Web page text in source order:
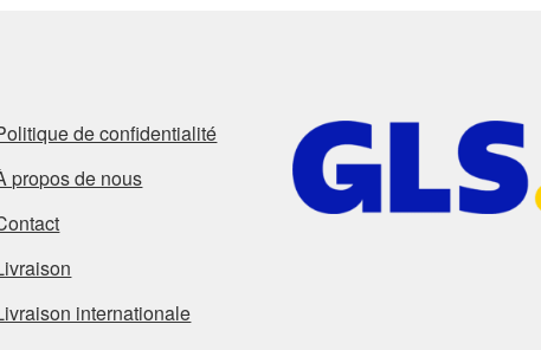
de confidentialité
propos de nous
internationale